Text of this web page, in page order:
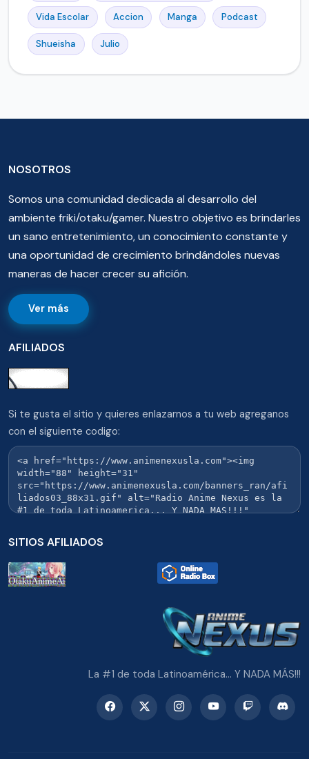
Vida Escolar Accion Manga Podcast
Shueisha Julio
NOSOTROS
Somos una comunidad dedicada al desarrollo del
ambiente friki/otaku/gamer. Nuestro objetivo es brindarles
un sano entretenimiento, un conocimiento constante y
una oportunidad de crecimiento brindándoles nuevas
maneras de hacer crecer su afición.
Ver más
AFILIADOS
Si te gusta el sitio y quieres enlazarnos a tu web agreganos
con el siguiente codigo:
SITIOS AFILIADOS
La #1 de toda Latinoamérica... Y NADA MÁS!!!